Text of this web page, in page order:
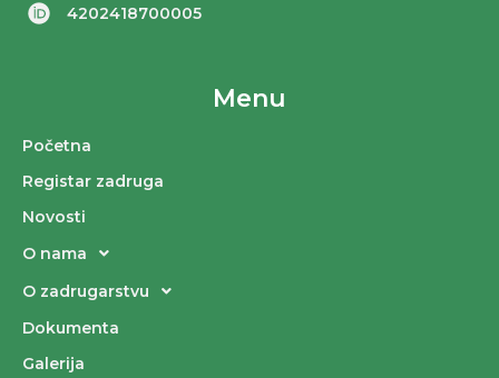
4202418700005
Menu
Početna
Registar zadruga
Novosti
O nama
O zadrugarstvu
Dokumenta
Galerija